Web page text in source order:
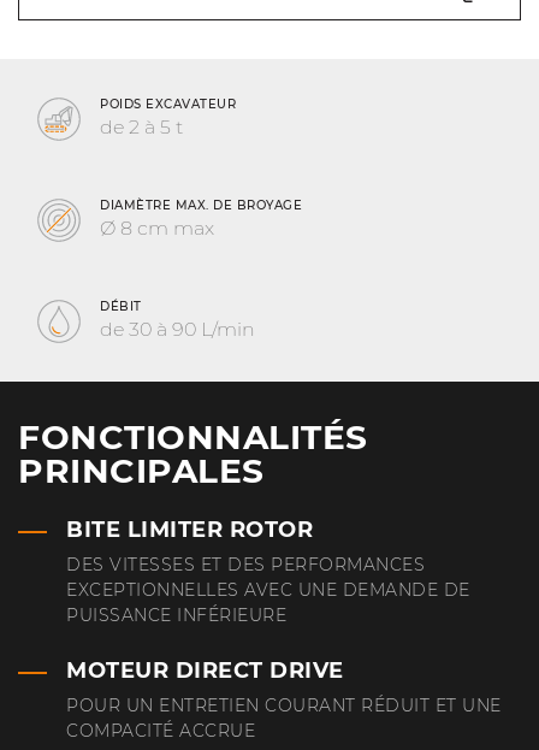
POIDS EXCAVATEUR
de 2 à 5 t
DIAMÈTRE MAX. DE BROYAGE
Ø 8 cm max
DÉBIT
de 30 à 90 L/min
FONCTIONNALITÉS
PRINCIPALES
BITE LIMITER ROTOR
DES VITESSES ET DES PERFORMANCES
EXCEPTIONNELLES AVEC UNE DEMANDE DE
PUISSANCE INFÉRIEURE
MOTEUR DIRECT DRIVE
POUR UN ENTRETIEN COURANT RÉDUIT ET UNE
COMPACITÉ ACCRUE